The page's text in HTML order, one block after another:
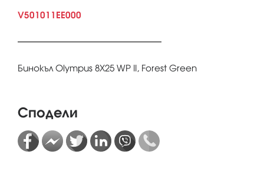
V501011EE000
Бинокъл Olympus 8X25 WP II, Forest Green
Сподели